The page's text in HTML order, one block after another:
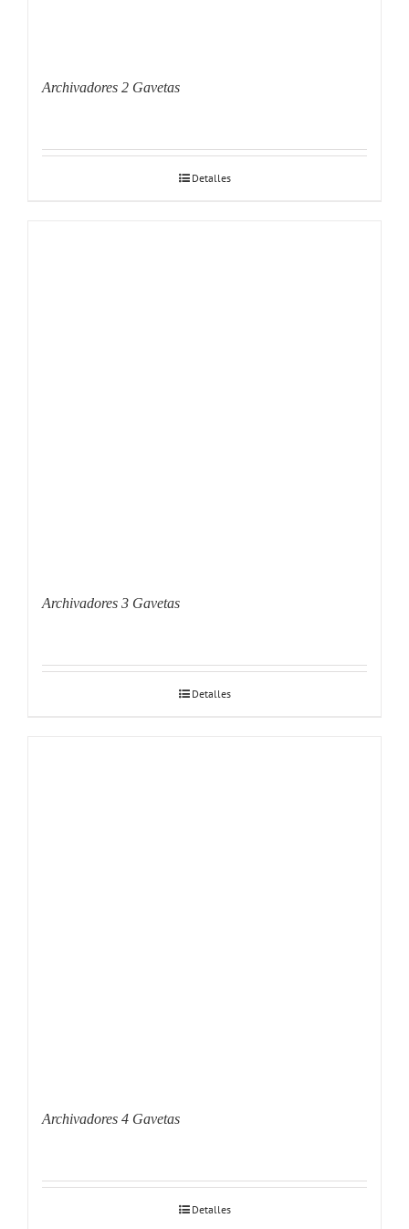
Archivadores 2 Gavetas
Detalles
Archivadores 3 Gavetas
Detalles
Archivadores 4 Gavetas
Detalles